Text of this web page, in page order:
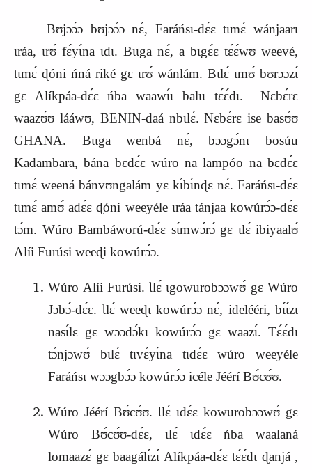
Bʊjɔɔ́ɔ bʊjɔɔ́ɔ nɛ́, Faráńsɩ-dɛ́ɛ tɩmɛ́ wánjaarɩ
ɩráa, ɩrʊ́ fɛ́yɩ́na ɩdɩ. Bɩɩga nɛ́, a bɩgɛ́ɛ tɛ́ɛ́wʊ weevé,
tɩmɛ́ ɖóni ńná riké gɛ ɩrʊ́ wánlám. Bɩlɛ́ ɩmʊ́ bʊrɔɔzɩ́
gɛ Alíkpáa-dɛ́ɛ ńba waawɩ́ɩ balɩɩ tɛ́ɛ́dɩ. Nɛbɛ́rɛ
waazʊ́ʊ lááwʊ, BENIN-daá nbɩlɛ́. Nɛbɛ́rɛ ise basʊ́ʊ
GHANA. Bɩɩga wenbá nɛ́, bɔɔgɔ́nɩ bosúu
Kadambara, bána bɛdɛ́ɛ wúro na lampóo na bɛdɛ́ɛ
tɩmɛ́ weená bánvʊngalám yɛ kɩ́bɩ́nɖɛ nɛ́. Faráńsɩ-dɛ́ɛ
tɩmɛ́ amʊ́ adɛ́ɛ ɖóni weeyéle ɩráa tánjaa kowúrɔ́ɔ-dɛ́ɛ
tɔ́m. Wúro Bambáworú-dɛ́ɛ sɩ́mwɔ́rɔ́ gɛ ɩlɛ́ ibiyaalʊ́
Alíi Furúsi weeɖi kowúrɔ́ɔ.
Wúro Alíi Furúsi. Ɩlɛ́ ɩgowurobɔɔwʊ́ gɛ Wúro
Jɔbɔ́-dɛ́ɛ. Ɩlɛ́ weeɖɩ kowúrɔ́ɔ nɛ́, idelééri, bɩ́ɩ́zɩ
nasɩ́lɛ gɛ wɔɔdɔ́kɩ kowúrɔ́ɔ gɛ waazɩ́. Tɛ́ɛ́dɩ
tɔ́njɔwʊ́ bɩlɛ́ tɩvɛ́yɩ́na tɩdɛ́ɛ wúro weeyéle
Faráńsɩ wɔɔgbɔ́ɔ kowúrɔ́ɔ icéle Jéérí Bʊ́cʊ́ʊ.
Wúro Jéérí Bʊ́cʊ́ʊ. Ɩlɛ́ ɩdɛ́ɛ kowurobɔɔwʊ́ gɛ
Wúro Bʊ́cʊ́ʊ-dɛ́ɛ, ɩlɛ́ ɩdɛ́ɛ ńba waalaná
lomaazɛ́ gɛ baagálɩ́zɩ́ Alíkpáa-dɛ́ɛ tɛ́ɛ́dɩ ɖanjá ,